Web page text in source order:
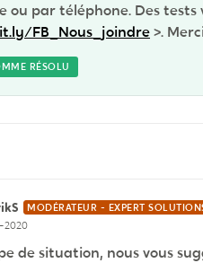
ou par téléphone. Des
FB_Nous_joindre>.
RÉSOLU
MODÉRATEUR - EXPERT
2020
de situation, nous vous